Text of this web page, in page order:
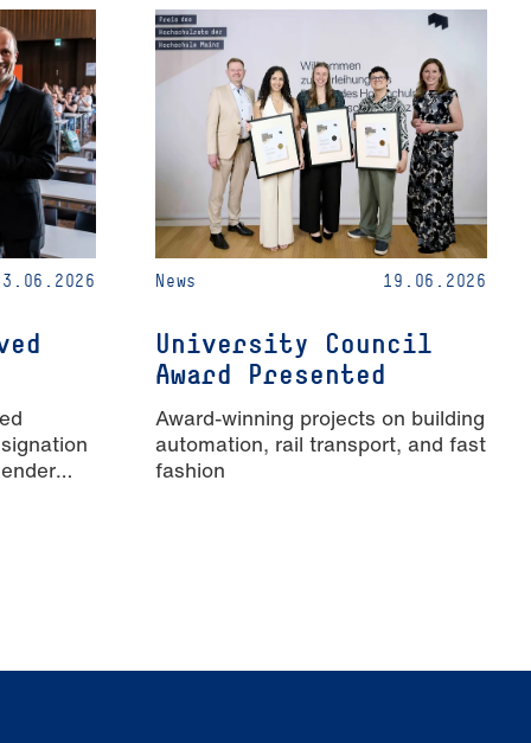
News 19.06.2026
University Council
Award Presented
Award-winning projects on building
automation, rail transport, and fast
fashion